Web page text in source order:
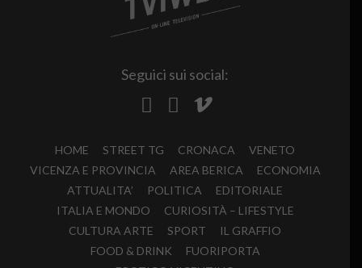
Seguici sui social:
HOME STREET TG CRONACA
VENETO
VICENZA E PROVINCIA
AREA BERICA
ECONOMIA
ATTUALITA’
POLITICA
EDITORIALE
ITALIA E MONDO
CURIOSITÀ – LIFESTYLE
CULTURA ARTE
SPORT
IL GRAFFIO
FOOD & DRINK
FUORIPORTA